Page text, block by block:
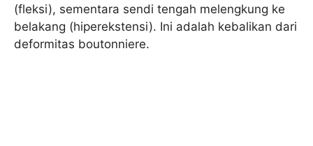
(fleksi), sementara sendi tengah melengkung ke
belakang (hiperekstensi). Ini adalah kebalikan dari
deformitas boutonniere.